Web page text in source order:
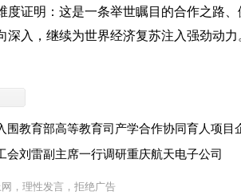
度证明：这是一条举世瞩目的合作之路
深入，继续为世界经济复苏注入强劲动力
围教育部高等教育司产学合作协同育人项目
会刘雷副主席一行调研重庆航天电子公司
，理性发言，拒绝广告